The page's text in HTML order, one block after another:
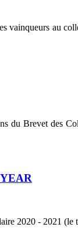
vainqueurs au
du Brevet des
2020 - 2021 (le